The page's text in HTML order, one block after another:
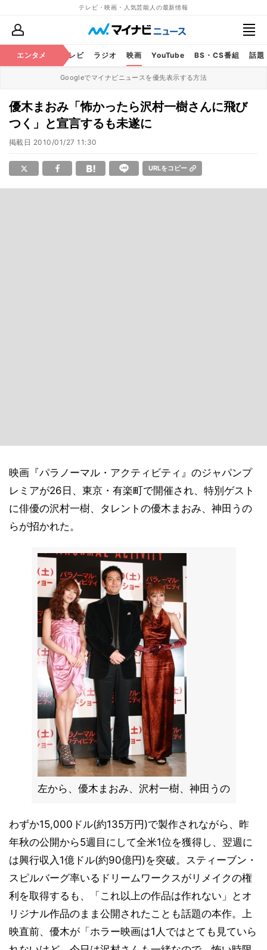
テレビ・映画・人気芸能人の最新情報
エンタメ
芸能 テレビ ラジオ 映画 YouTube BS・CS番組 話題
Googleでマイナビニュースを優先表示する方法
優木まおみ「怖かったら沢村一樹さんに飛び
つく」と宣言するも未遂に
掲載日 2010/01/27 11:30
URLをコピー
映画『パラノーマル・アクティビティ』のジャパンプ
レミアが26日、東京・有楽町で開催され、特別ゲスト
に俳優の沢村一樹、タレントの優木まおみ、神田うの
らが招かれた。
左から、優木まおみ、沢村一樹、神田うの
わずか15,000ドル(約135万円)で製作されながら、昨
年秋の公開から5週目にして全米1位を獲得し、翌週に
は興行収入1億ドル(約90億円)を突破。スティーブン・
スピルバーグ率いるドリームワークスがリメイクの権
利を取得するも、「これ以上の作品は作れない」とオ
リジナル作品のまま公開されたことも話題の本作。上
映直前、優木が「ホラー映画は1人ではとても見ていら